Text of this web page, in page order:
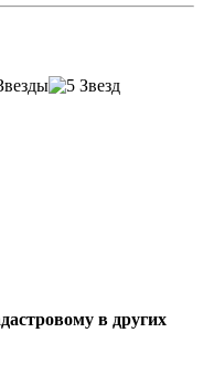
в других